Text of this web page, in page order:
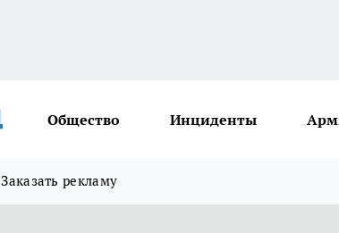
Общество Инциденты
Заказать рекламу